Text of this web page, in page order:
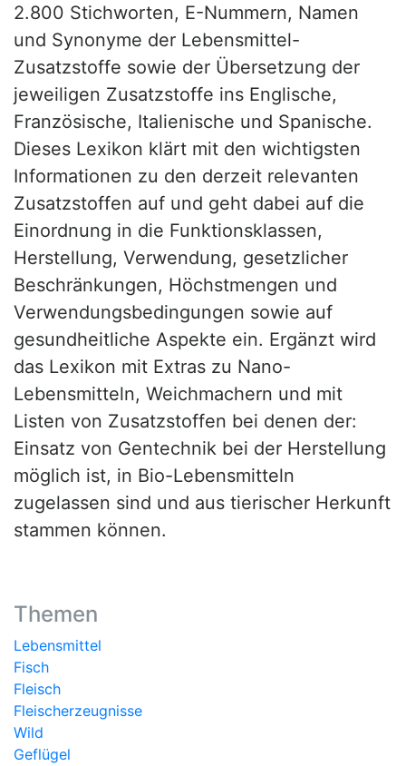
2.800 Stichworten, E-Nummern, Namen
und Synonyme der Lebensmittel-
Zusatzstoffe sowie der Übersetzung der
jeweiligen Zusatzstoffe ins Englische,
Französische, Italienische und Spanische.
Dieses Lexikon klärt mit den wichtigsten
Informationen zu den derzeit relevanten
Zusatzstoffen auf und geht dabei auf die
Einordnung in die Funktionsklassen,
Herstellung, Verwendung, gesetzlicher
Beschränkungen, Höchstmengen und
Verwendungsbedingungen sowie auf
gesundheitliche Aspekte ein. Ergänzt wird
das Lexikon mit Extras zu Nano-
Lebensmitteln, Weichmachern und mit
Listen von Zusatzstoffen bei denen der:
Einsatz von Gentechnik bei der Herstellung
möglich ist, in Bio-Lebensmitteln
zugelassen sind und aus tierischer Herkunft
stammen können.
Themen
Lebensmittel
Fisch
Fleisch
Fleischerzeugnisse
Wild
Geflügel